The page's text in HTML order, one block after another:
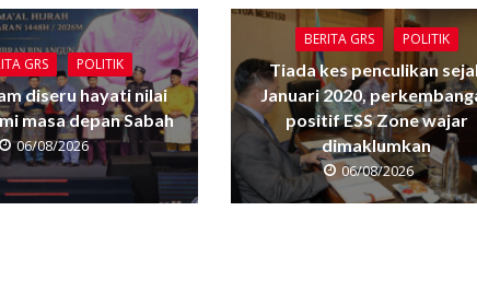
GRS POLITIK
diseru hayati nilai
masa depan Sabah
06/08/2026
BERITA GRS POLITIK
Tiada kes penculikan
Januari 2020,
positif ESS Zone wajar
dimaklumkan
06/08/2026